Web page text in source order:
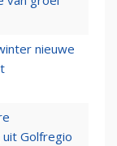
nieuwe
Golfregio